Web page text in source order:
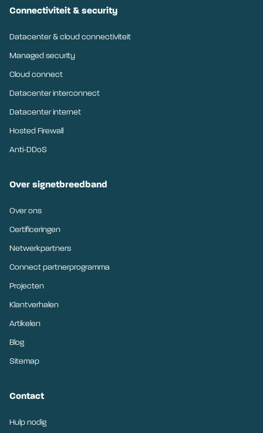
Connectiviteit & security
Datacenter & cloud connectiviteit
Managed security
Cloud connect
Datacenter interconnect
Datacenter internet
Hosted Firewall
Anti-DDoS
Over signetbreedband
Over ons
Certificeringen
Netwerkpartners
Connect partnerprogramma
Projecten
Klantverhalen
Artikelen
Blog
Sitemap
Contact
Hulp nodig